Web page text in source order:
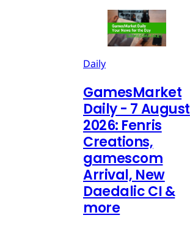
Daily
GamesMarket
Daily - 7 August
2026: Fenris
Creations,
gamescom
Arrival, New
Daedalic CI &
more